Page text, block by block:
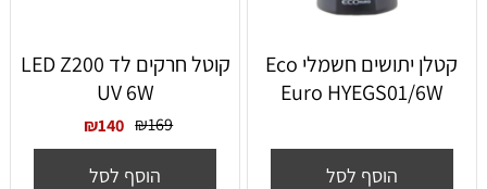
‏קטלן יתושים חשמלי Eco
Euro HYEGS01/6W
הוסף לסל
קוטל חרקים לד LED Z200
UV 6W
₪169
₪140
הוסף לסל